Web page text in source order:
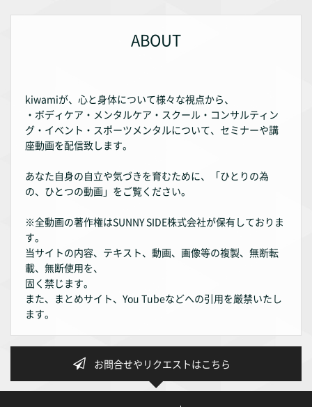
ABOUT
kiwamiが、心と身体について様々な視点から、
・ボディケア・メンタルケア・スクール・コンサルティン
グ・イベント・スポーツメンタルについて、セミナーや講
座動画を配信致します。
あなた自身の自立や気づきを育むために、「ひとりの為
の、ひとつの動画」をご覧ください。
※全動画の著作権はSUNNY SIDE株式会社が保有しておりま
す。
当サイトの内容、テキスト、動画、画像等の複製、無断転
載、無断使用を、
固く禁じます。
また、まとめサイト、You Tubeなどへの引用を厳禁いたし
ます。
お問合せやリクエストはこちら